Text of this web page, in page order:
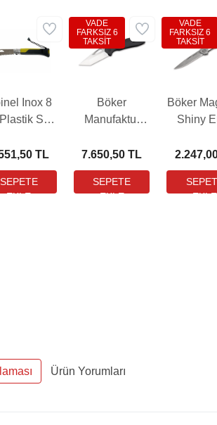
Inox 8
Sap
TL
Böker
Manufaktur
7.650,50 TL
VADE
FARKSIZ 6
TAKSİT
Böker
Shiny
VADE
FARKSIZ 6
TAKSİT
Ürün Yorumları